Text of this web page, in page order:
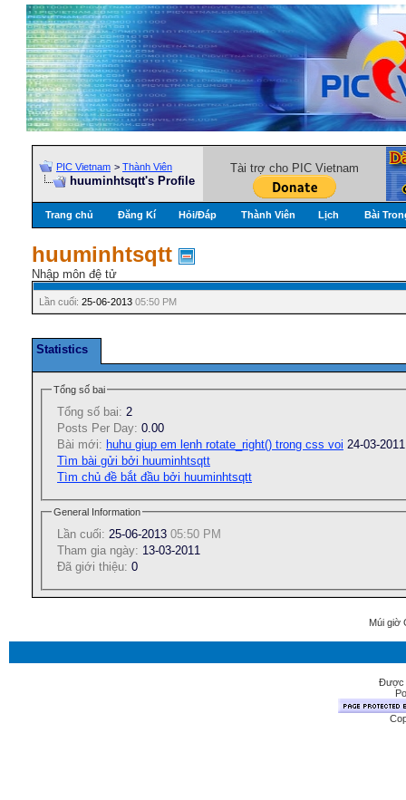
PIC Vietnam > Thành Viên
huuminhtsqtt's Profile
Tài trợ cho PIC Vietnam
Trang chủ Đăng Kí Hỏi/Ðáp Thành Viên Lịch Bài
huuminhtsqtt
Nhập môn đệ tử
Lần cuối: 25-06-2013 05:50 PM
Statistics
Tổng số bai
Tổng số bai: 2
Posts Per Day: 0.00
Bài mới: huhu giup em lenh rotate_right() trong css voi 24-03-
Tìm bài gửi bởi huuminhtsqtt
Tìm chủ đề bắt đầu bởi huuminhtsqtt
General Information
Lần cuối: 25-06-2013 05:50 PM
Tham gia ngày: 13-03-2011
Ðã giới thiệu: 0
Múi giờ
Được